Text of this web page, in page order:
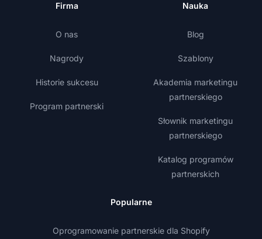
Firma
O nas
Nagrody
Historie sukcesu
Program partnerski
Nauka
Blog
Szablony
Akademia marketingu
partnerskiego
Słownik marketingu
partnerskiego
Katalog programów
partnerskich
Popularne
Oprogramowanie partnerskie dla Shopify